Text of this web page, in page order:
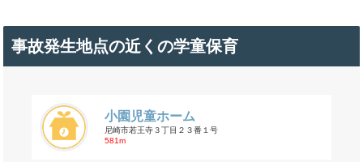
事故発生地点の近くの学童保育
小園児童ホーム
尼崎市若王寺３丁目２３番１号
581m